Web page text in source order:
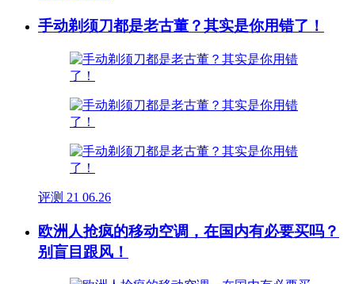
手动剃须刀都是老古董？其实是你用错了！
评测 21 06.26
欧洲人抢疯的移动空调，在国内有必要买吗？
别盲目跟风！